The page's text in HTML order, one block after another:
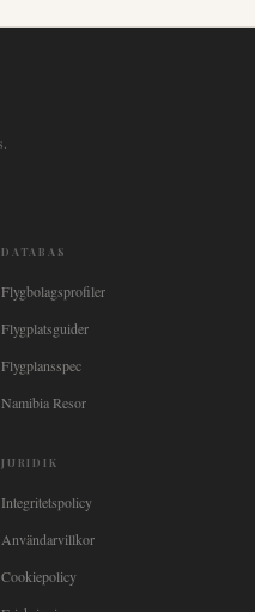
DATABAS
Flygbolagsprofiler
Flygplatsguider
Flygplansspec
Namibia Resor
JURIDIK
Integritetspolicy
Användarvillkor
Cookiepolicy